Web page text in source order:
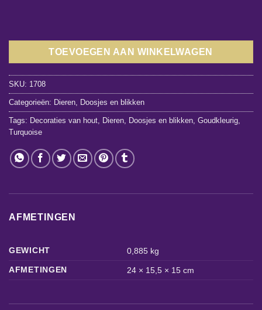
TOEVOEGEN AAN WINKELWAGEN
SKU: 1708
Categorieën: Dieren, Doosjes en blikken
Tags: Decoraties van hout, Dieren, Doosjes en blikken, Goudkleurig,
Turquoise
AFMETINGEN
GEWICHT
0,885 kg
AFMETINGEN
24 × 15,5 × 15 cm